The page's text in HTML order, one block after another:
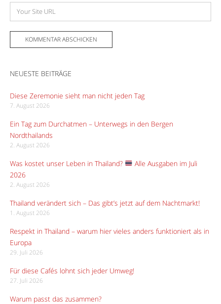
Adresse
Website
NEUESTE BEITRÄGE
Diese Zeremonie sieht man nicht jeden Tag
7. August 2026
Ein Tag zum Durchatmen – Unterwegs in den Bergen
Nordthailands
2. August 2026
Was kostet unser Leben in Thailand?
Alle Ausgaben im Juli
2026
2. August 2026
Thailand verändert sich – Das gibt’s jetzt auf dem Nachtmarkt!
1. August 2026
Respekt in Thailand – warum hier vieles anders funktioniert als in
Europa
29. Juli 2026
Für diese Cafés lohnt sich jeder Umweg!
27. Juli 2026
Warum passt das zusammen?